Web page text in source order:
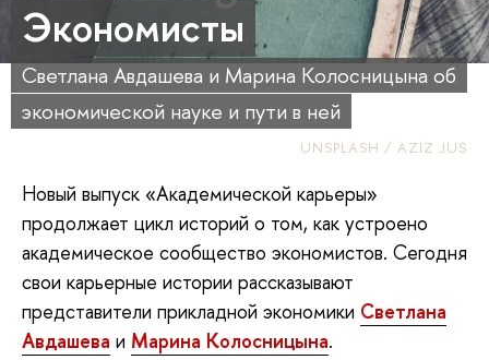
Экономисты
Светлана Авдашева и Марина Колосницына об
экономической науке и пути в ней
UNSPLASH / AZIZ JUS
Новый выпуск «Академической карьеры»
продолжает цикл историй о том, как устроено
академическое сообщество экономистов. Сегодня
свои карьерные истории рассказывают
представители прикладной экономики Светлана
Авдашева и Марина Колосницына.